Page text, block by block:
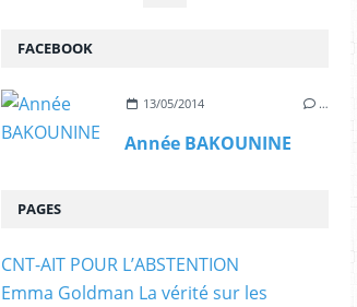
FACEBOOK
13/05/2014 …
Année BAKOUNINE
PAGES
CNT-AIT POUR L’ABSTENTION
Emma Goldman La vérité sur les